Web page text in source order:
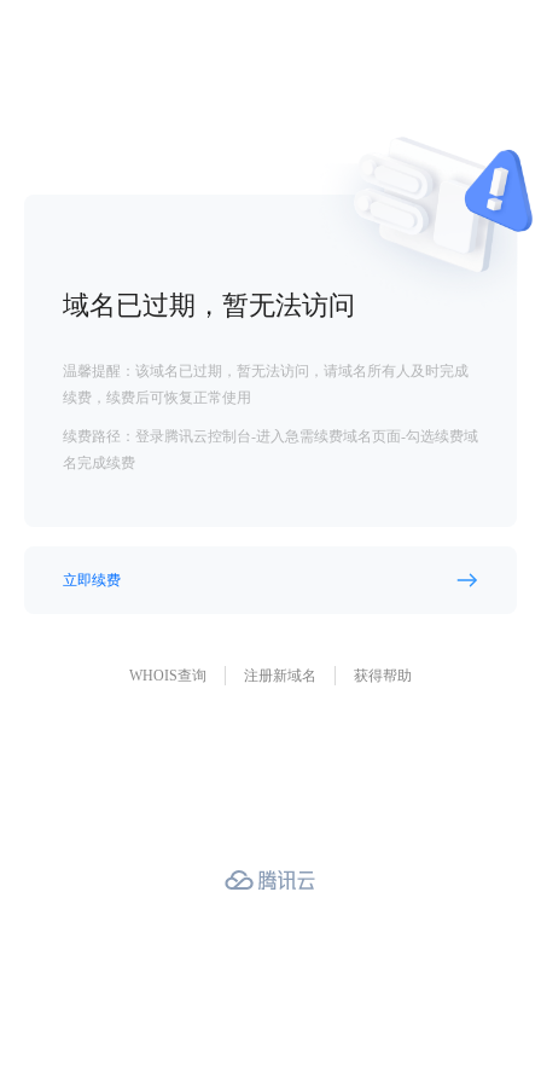
域名已过期，暂无法访问
温馨提醒：该域名已过期，暂无法访问，请域名所有人及时完成
续费，续费后可恢复正常使用
续费路径：登录腾讯云控制台-进入急需续费域名页面-勾选续费域
名完成续费
立即续费
WHOIS查询 注册新域名 获得帮助